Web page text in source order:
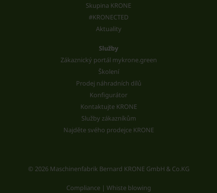
Skupina KRONE
#KRONECTED
Aktuality
Služby
Zákaznický portál mykrone.green
Školení
Prodej náhradních dílů
Konfigurátor
Kontaktujte KRONE
Služby zákazníkům
Najděte svého prodejce KRONE
© 2026 Maschinenfabrik Bernard KRONE GmbH & Co.KG
Compliance | Whiste blowing